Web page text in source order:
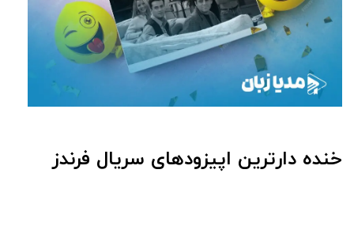
خنده دارترین اپیزودهای سریال فرندز